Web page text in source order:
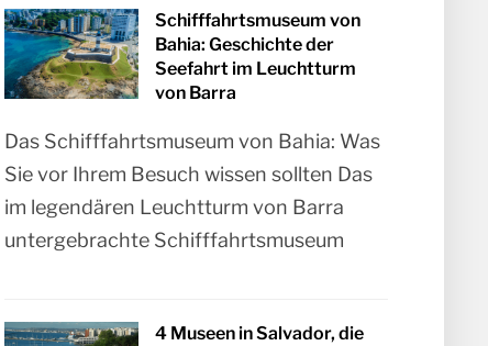
Schifffahrtsmuseum von
Bahia: Geschichte der
Seefahrt im Leuchtturm
von Barra
Das Schifffahrtsmuseum von Bahia: Was
Sie vor Ihrem Besuch wissen sollten Das
im legendären Leuchtturm von Barra
untergebrachte Schifffahrtsmuseum
4 Museen in Salvador, die